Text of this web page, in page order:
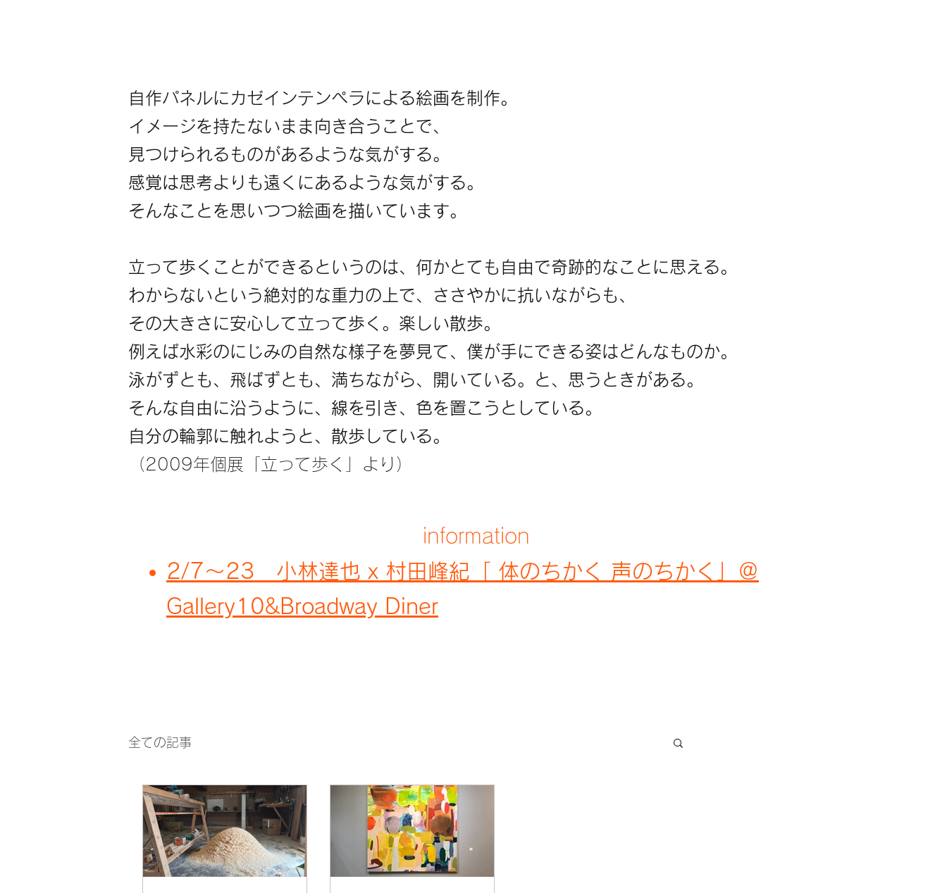
自作パネルにカゼインテンペラによる絵画を制作。
イメージを持たないまま向き合うことで、
見つけられるものがあるような気がする。
感覚は思考よりも遠くにあるような気がする。
そんなことを思いつつ絵画を描いています。
立って歩くことができるというのは、何かとても自由で奇跡的なことに思える。
わからないという絶対的な重力の上で、ささやかに抗いながらも、
その大きさに安心して立って歩く。楽しい散歩。
例えば水彩のにじみの自然な様子を夢見て、僕が手にできる姿はどんなものか。
泳がずとも、飛ばずとも、満ちながら、開いている。と、思うときがある。
そんな自由に沿うように、線を引き、色を置こうとしている。
自分の輪郭に触れようと、散歩している。
（2009年個展「立って歩く」より）
information
2/7〜​23 小林達也 x 村田峰紀 「 体のちかく 声のちかく」 ＠
Gallery10&Broadway Diner
全ての記事